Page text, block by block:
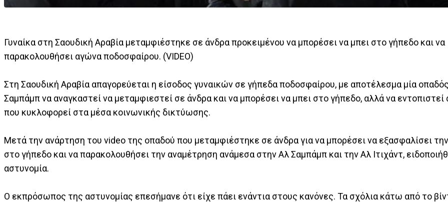
Γυναίκα στη Σαουδική Αραβία μεταμφιέστηκε σε άνδρα προκειμένου να μπορέσει να μπει στο γήπεδο και να
παρακολουθήσει αγώνα ποδοσφαίρου. (VIDEO)
Στη Σαουδική Αραβία απαγορεύεται η είσοδος γυναικών σε γήπεδα ποδοσφαίρου, με αποτέλεσμα μία
Σαμπάμπ να αναγκαστεί να μεταμφιεστεί σε άνδρα και να μπορέσει να μπει στο γήπεδο, αλλά να εντοπιστεί
που κυκλοφορεί στα μέσα κοινωνικής δικτύωσης.
Μετά την ανάρτηση του video της οπαδού που μεταμφιέστηκε σε άνδρα για να μπορέσει να εξασφαλίσει
στο γήπεδο και να παρακολουθήσει την αναμέτρηση ανάμεσα στην Αλ Σαμπάμπ και την Αλ Ιτιχάντ,
αστυνομία.
Ο εκπρόσωπος της αστυνομίας επεσήμανε ότι είχε πάει ενάντια στους κανόνες. Τα σχόλια κάτω από το